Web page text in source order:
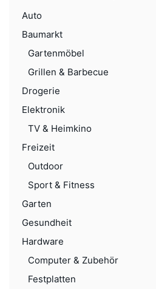
Auto
Baumarkt
Gartenmöbel
Grillen & Barbecue
Drogerie
Elektronik
TV & Heimkino
Freizeit
Outdoor
Sport & Fitness
Garten
Gesundheit
Hardware
Computer & Zubehör
Festplatten